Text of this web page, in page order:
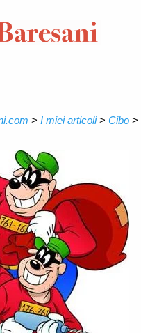
> I miei articoli> Cibo >